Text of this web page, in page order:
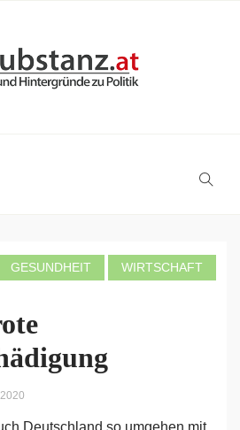
GESUNDHEIT WIRTSCHAFT
Deutschland so umgehen mit